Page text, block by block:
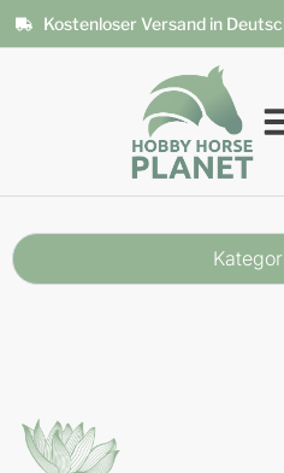
Kostenloser Versand in